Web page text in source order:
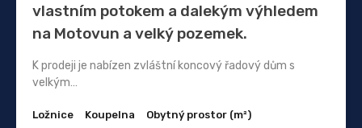
vlastním potokem a dalekým výhledem
na Motovun a velký pozemek.
K prodeji je nabízen zvláštní koncový řadový dům s
velkým…
Ložnice
Koupelna
Obytný prostor (m²)